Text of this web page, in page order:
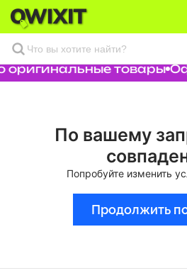
оригинальные товары
По вашему
Попробуйте изменить
Продолжить